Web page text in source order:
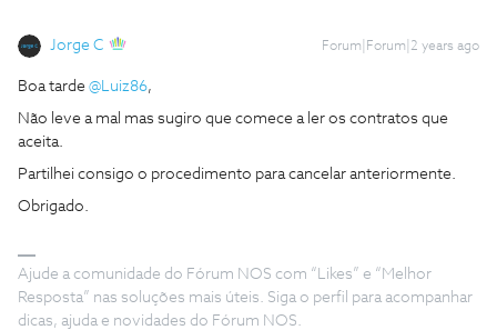
Jorge C Forum|Forum|2 years ago
Boa tarde @Luiz86,
Não leve a mal mas sugiro que comece a ler os contratos que
aceita.
Partilhei consigo o procedimento para cancelar anteriormente.
Obrigado.
Ajude a comunidade do Fórum NOS com “Likes” e “Melhor
Resposta” nas soluções mais úteis. Siga o perfil para acompanhar
dicas, ajuda e novidades do Fórum NOS.